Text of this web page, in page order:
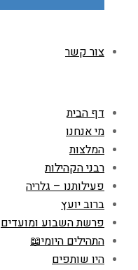
צור קשר
דף הבית
מי אנחנו
המלצות
רבני הקהילות
פעילותנו – גלריה
ברוב יועץ
פרשת השבוע ומועדים
התהילים היומי📖
היו שותפים